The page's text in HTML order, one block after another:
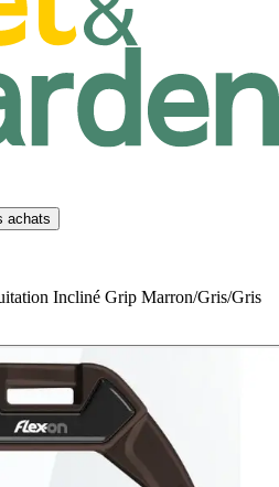
achats
Incliné Grip Marron/Gris/Gris